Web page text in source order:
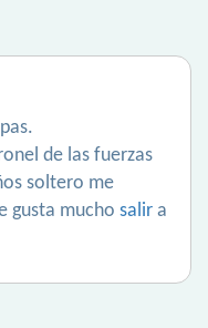
de las fuerzas
soltero me
gusta mucho salir a